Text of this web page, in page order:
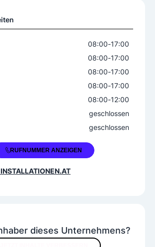
Bäder
dieses Unternehmens?
08:00-17:00
08:00-17:00
08:00-17:00
08:00-17:00
08:00-12:00
geschlossen
geschlossen
RUFNUMMER ANZEIGEN